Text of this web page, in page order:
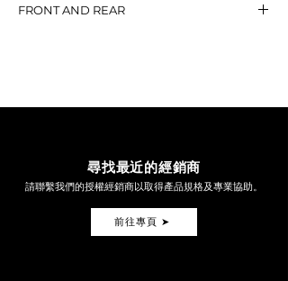
FRONT AND REAR
尋找最近的經銷商
請聯繫我們的授權經銷商以取得產品規格及專業協助。
前往專頁 ➤